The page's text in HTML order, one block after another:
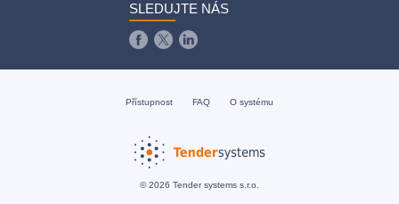
SLEDUJTE NÁS
Přístupnost FAQ O systému
© 2026 Tender systems s.r.o.